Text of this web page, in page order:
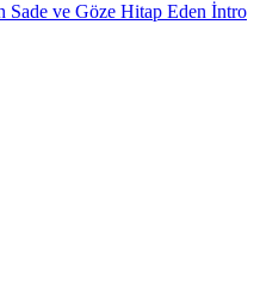
Sade ve Göze Hitap Eden İntro